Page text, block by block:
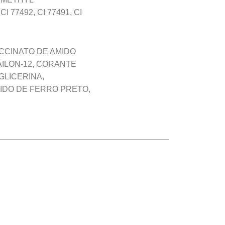
77492, CI 77491, CI
DE AMIDO
12, CORANTE
DE FERRO PRETO,